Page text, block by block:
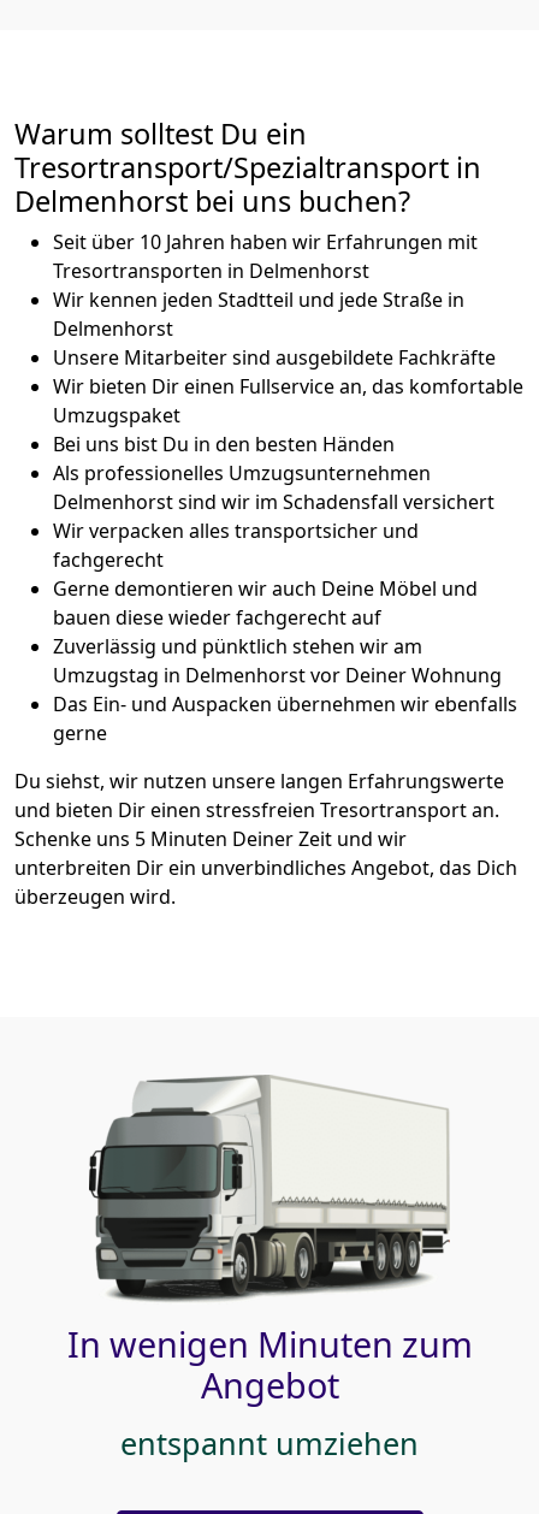
Warum solltest Du ein
Tresortransport/Spezialtransport in
Delmenhorst bei uns buchen?
Seit über 10 Jahren haben wir Erfahrungen mit
Tresortransporten in Delmenhorst
Wir kennen jeden Stadtteil und jede Straße in
Delmenhorst
Unsere Mitarbeiter sind ausgebildete Fachkräfte
Wir bieten Dir einen Fullservice an, das komfortable
Umzugspaket
Bei uns bist Du in den besten Händen
Als professionelles Umzugsunternehmen
Delmenhorst sind wir im Schadensfall versichert
Wir verpacken alles transportsicher und
fachgerecht
Gerne demontieren wir auch Deine Möbel und
bauen diese wieder fachgerecht auf
Zuverlässig und pünktlich stehen wir am
Umzugstag in Delmenhorst vor Deiner Wohnung
Das Ein- und Auspacken übernehmen wir ebenfalls
gerne
Du siehst, wir nutzen unsere langen Erfahrungswerte
und bieten Dir einen stressfreien Tresortransport an.
Schenke uns 5 Minuten Deiner Zeit und wir
unterbreiten Dir ein unverbindliches Angebot, das Dich
überzeugen wird.
In wenigen Minuten zum
Angebot
entspannt umziehen